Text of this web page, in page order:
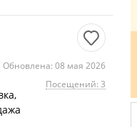
Обновлена: 08 мая 2026
Посещений: 3